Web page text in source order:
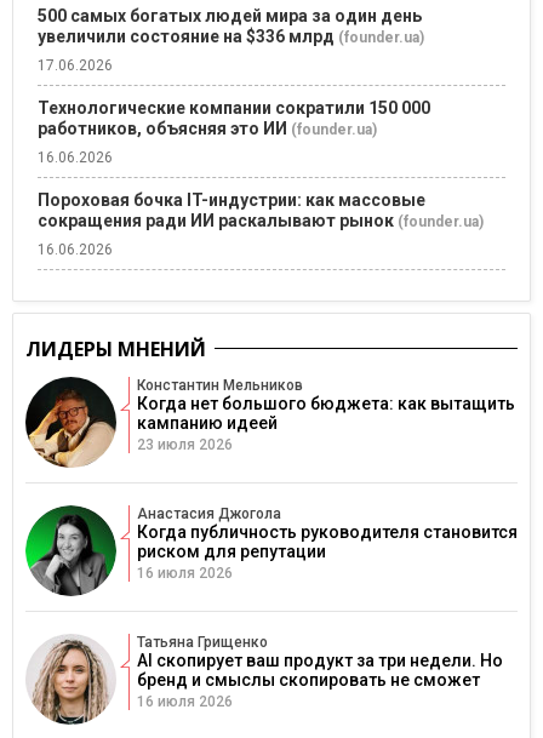
500 самых богатых людей мира за один день
увеличили состояние на $336 млрд (founder.ua)
17.06.2026
Технологические компании сократили 150 000
работников, объясняя это ИИ (founder.ua)
16.06.2026
Пороховая бочка IT-индустрии: как массовые
сокращения ради ИИ раскалывают рынок (founder.ua)
16.06.2026
ЛИДЕРЫ МНЕНИЙ
Константин Мельников
Когда нет большого бюджета: как вытащить
кампанию идеей
23 июля 2026
Анастасия Джогола
Когда публичность руководителя становится
риском для репутации
16 июля 2026
Татьяна Грищенко
AI скопирует ваш продукт за три недели. Но
бренд и смыслы скопировать не сможет
16 июля 2026